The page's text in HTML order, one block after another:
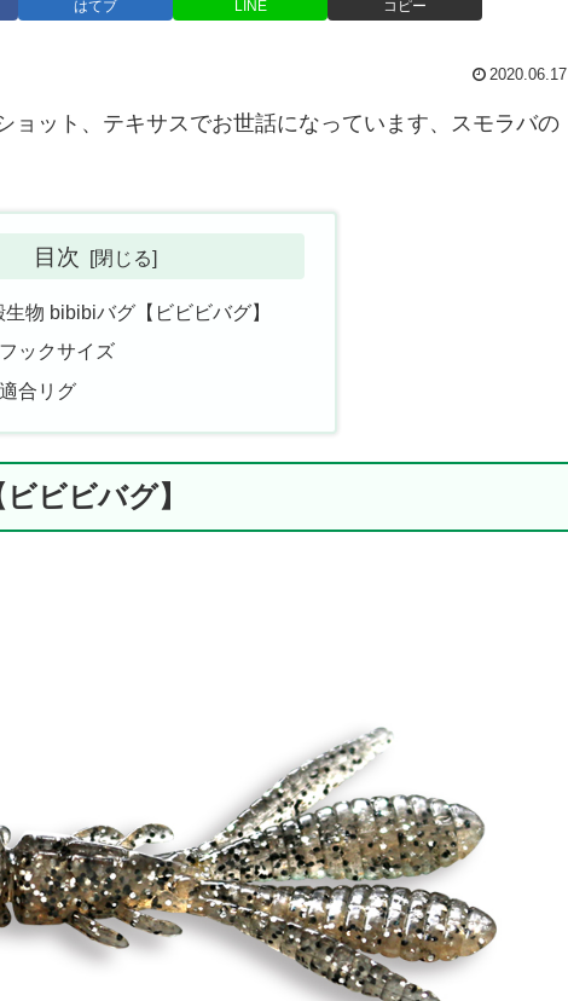
はてブ LINE コピー
2020.06.17
ョット、テキサスでお世話になっています、スモラバの
目次
物 bibibiバグ【ビビビバグ】
ックサイズ
合リグ
ビビバグ】